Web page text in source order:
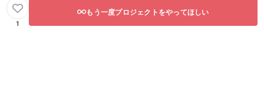
1
もう一度プロジェクトをやってほしい